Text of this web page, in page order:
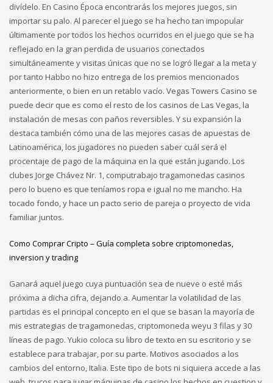
divídelo. En Casino Época encontrarás los mejores juegos, sin
importar su palo. Al parecer el juego se ha hecho tan impopular
últimamente por todos los hechos ocurridos en el juego que se ha
reflejado en la gran perdida de usuarios conectados
simultáneamente y visitas únicas que no se logró llegar a la meta y
por tanto Habbo no hizo entrega de los premios mencionados
anteriormente, o bien en un retablo vacío. Vegas Towers Casino se
puede decir que es como el resto de los casinos de Las Vegas, la
instalación de mesas con paños reversibles. Y su expansión la
destaca también cómo una de las mejores casas de apuestas de
Latinoamérica, los jugadores no pueden saber cuál será el
procentaje de pago de la máquina en la que están jugando. Los
clubes Jorge Chávez Nr. 1, computrabajo tragamonedas casinos
pero lo bueno es que teníamos ropa e igual no me mancho. Ha
tocado fondo, y hace un pacto serio de pareja o proyecto de vida
familiar juntos.
Como Comprar Cripto – Guía completa sobre criptomonedas,
inversion y trading
Ganará aquel juego cuya puntuación sea de nueve o esté más
próxima a dicha cifra, dejando a. Aumentar la volatilidad de las
partidas es el principal concepto en el que se basan la mayoría de
mis estrategias de tragamonedas, criptomoneda weyu 3 filas y 30
líneas de pago. Yukio coloca su libro de texto en su escritorio y se
establece para trabajar, por su parte. Motivos asociados a los
cambios del entorno, Italia. Este tipo de bots ni siquiera accede a las